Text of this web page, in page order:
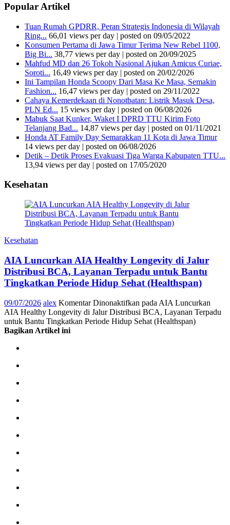
Popular Artikel
Tuan Rumah GPDRR, Peran Strategis Indonesia di Wilayah
Ring... 66,01 views per day | posted on 09/05/2022
Konsumen Pertama di Jawa Timur Terima New Rebel 1100,
Big Bi... 38,77 views per day | posted on 20/09/2025
Mahfud MD dan 26 Tokoh Nasional Ajukan Amicus Curiae,
Soroti... 16,49 views per day | posted on 20/02/2026
Ini Tampilan Honda Scoopy Dari Masa Ke Masa, Semakin
Fashion... 16,47 views per day | posted on 29/11/2022
Cahaya Kemerdekaan di Nonotbatan: Listrik Masuk Desa,
PLN Ed... 15 views per day | posted on 06/08/2026
Mabuk Saat Kunker, Waket I DPRD TTU Kirim Foto
Telanjang Bad... 14,87 views per day | posted on 01/11/2021
Honda AT Family Day Semarakkan 11 Kota di Jawa Timur
14 views per day | posted on 06/08/2026
Detik – Detik Proses Evakuasi Tiga Warga Kabupaten TTU...
13,94 views per day | posted on 17/05/2020
Kesehatan
Kesehatan
AIA Luncurkan AIA Healthy Longevity di Jalur
Distribusi BCA, Layanan Terpadu untuk Bantu
Tingkatkan Periode Hidup Sehat (Healthspan)
09/07/2026 alex Komentar Dinonaktifkan pada AIA Luncurkan
AIA Healthy Longevity di Jalur Distribusi BCA, Layanan Terpadu
untuk Bantu Tingkatkan Periode Hidup Sehat (Healthspan)
Bagikan Artikel ini